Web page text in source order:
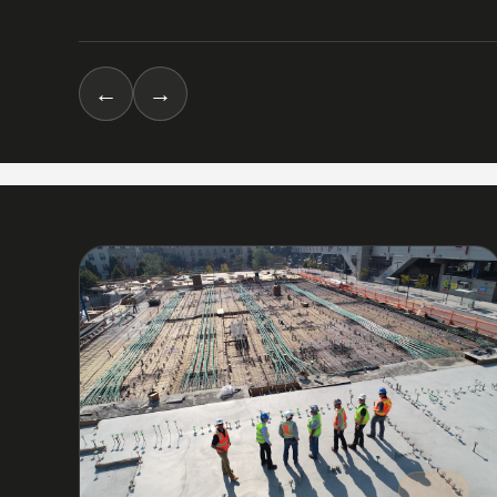
→
←
03